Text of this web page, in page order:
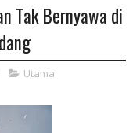
Tak Bernyawa di
Utama